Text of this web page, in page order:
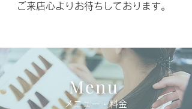
Menu
​メニュー・料金
ご来店心よりお待ちしております。